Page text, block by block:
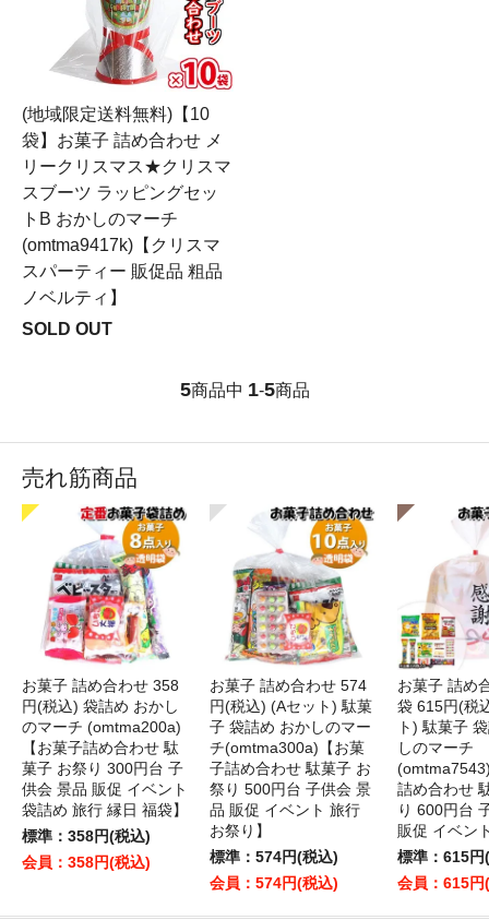
(地域限定送料無料)【10
袋】お菓子 詰め合わせ メ
リークリスマス★クリスマ
スブーツ ラッピングセッ
トB おかしのマーチ
(omtma9417k)【クリスマ
スパーティー 販促品 粗品
ノベルティ】
SOLD OUT
5商品中 1-5商品
売れ筋商品
お菓子 詰め合わせ 358
円(税込) 袋詰め おかし
のマーチ (omtma200a)
【お菓子詰め合わせ 駄
菓子 お祭り 300円台 子
供会 景品 販促 イベント
袋詰め 旅行 縁日 福袋】
標準：358円(税込)
会員：358円(税込)
お菓子 詰め合わせ 574
円(税込) (Aセット) 駄菓
子 袋詰め おかしのマー
チ(omtma300a)【お菓
子詰め合わせ 駄菓子 お
祭り 500円台 子供会 景
品 販促 イベント 旅行
お祭り】
標準：574円(税込)
会員：574円(税込)
お菓子 詰め
袋 615円(税
ト) 駄菓子
しのマーチ
詰め合わせ
り 600円台
販促 イベン
標準：615円
会員：615円